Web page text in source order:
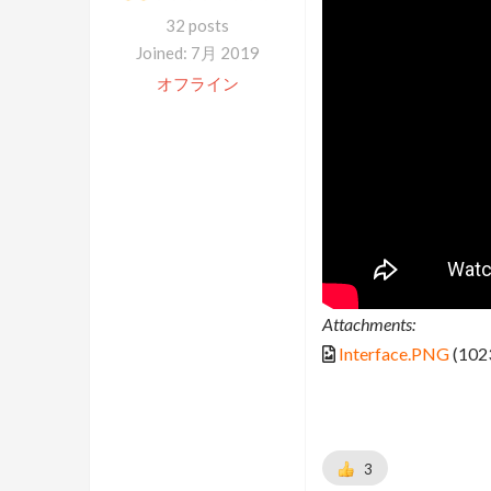
32 posts
Joined: 7月 2019
オフライン
Attachments:
Interface.PNG
3